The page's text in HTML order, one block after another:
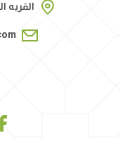
القريه